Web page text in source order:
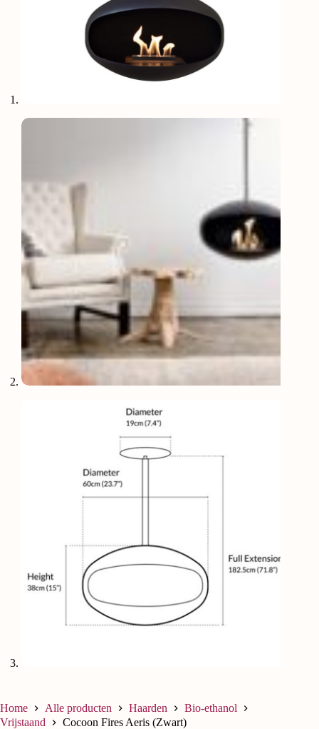
Home Alle producten Haarden
Bio-ethanol
Vrijstaand
Cocoon Fires Aeris (Zwart)